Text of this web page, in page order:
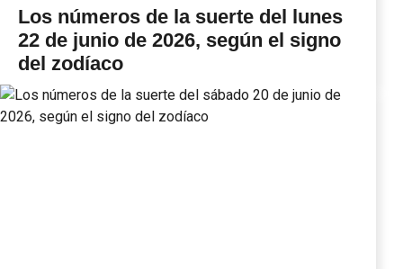
Los números de la suerte del lunes
22 de junio de 2026, según el signo
del zodíaco